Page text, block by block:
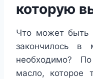
которую
Что может быть
закончилось в
необходимо?
масло, которое